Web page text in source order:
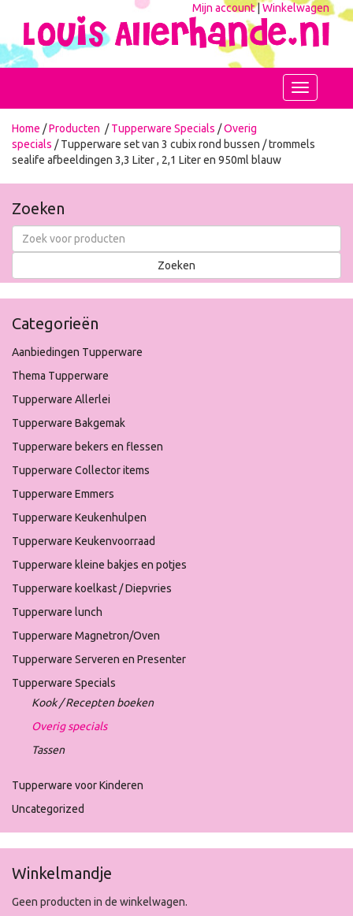
Mijn account|Winkelwagen
Toggle
navigation
Home /Producten /Tupperware Specials /Overig
specials / Tupperware set van 3 cubix rond bussen / trommels
sealife afbeeldingen 3,3 Liter , 2,1 Liter en 950ml blauw
Zoeken
Categorieën
Aanbiedingen Tupperware
Thema Tupperware
Tupperware Allerlei
Tupperware Bakgemak
Tupperware bekers en flessen
Tupperware Collector items
Tupperware Emmers
Tupperware Keukenhulpen
Tupperware Keukenvoorraad
Tupperware kleine bakjes en potjes
Tupperware koelkast / Diepvries
Tupperware lunch
Tupperware Magnetron/Oven
Tupperware Serveren en Presenter
Tupperware Specials
Kook / Recepten boeken
Overig specials
Tassen
Tupperware voor Kinderen
Uncategorized
Winkelmandje
Geen producten in de winkelwagen.